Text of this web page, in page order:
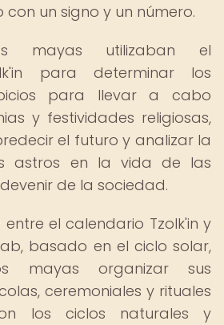
un signo y un número.
mayas utilizaban el
para determinar los
para llevar a cabo
y festividades religiosas,
el futuro y analizar la
astros en la vida de las
de la sociedad.
entre el calendario Tzolk'in y
basado en el ciclo solar,
mayas organizar sus
ceremoniales y rituales
los ciclos naturales y